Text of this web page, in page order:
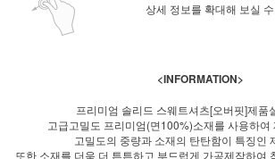
상세 정보를 확대해 보실
<INFORMATION>
프리미엄 솔리드 스웨트셔츠[오버핏]제품
고급고밀도 프리미엄(면100%)소재를 사용하여
고밀도의 중량과 소재의 탄탄함이 특징인
또한 소재를 더욱 더 튼튼하고 부드럽게 가공제작하여